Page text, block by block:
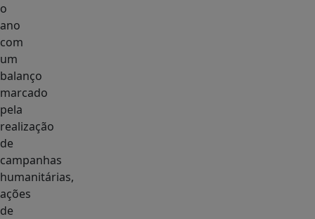
o
ano
com
um
balanço
marcado
pela
realização
de
campanhas
humanitárias,
ações
de